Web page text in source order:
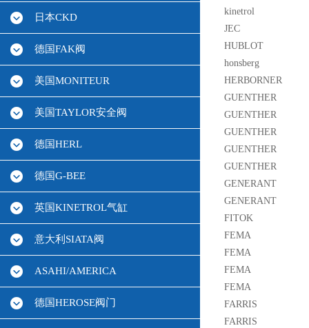
日本CKD
德国FAK阀
美国MONITEUR
美国TAYLOR安全阀
德国HERL
德国G-BEE
英国KINETROL气缸
意大利SIATA阀
ASAHI/AMERICA
德国HEROSE阀门
kinetrol
JEC
HUBLOT
honsberg
HERBORNER
GUENTHER
GUENTHER
GUENTHER
GUENTHER
GUENTHER
GENERANT
GENERANT
FITOK
FEMA
FEMA
FEMA
FEMA
FARRIS
FARRIS